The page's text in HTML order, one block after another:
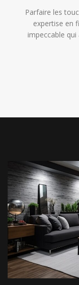
Parfaire les
expertise en
impeccable